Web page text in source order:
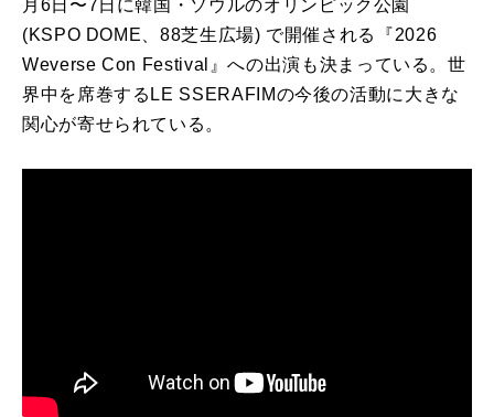
月6日〜7日に韓国・ソウルのオリンピック公園
(KSPO DOME、88芝生広場) で開催される『2026
Weverse Con Festival』への出演も決まっている。世
界中を席巻するLE SSERAFIMの今後の活動に大きな
関心が寄せられている。